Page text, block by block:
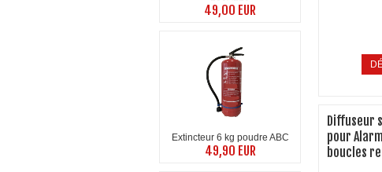
49,00 EUR
Extincteur 6 kg poudre ABC
49,90 EUR
Diffuseur
pour
boucles